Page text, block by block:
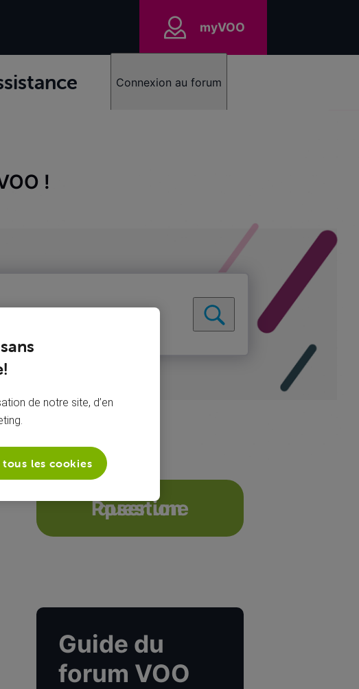
myVOO
Connexion au forum
!
Poser une question
Guide du
forum VOO
de notre site, d’en
les cookies